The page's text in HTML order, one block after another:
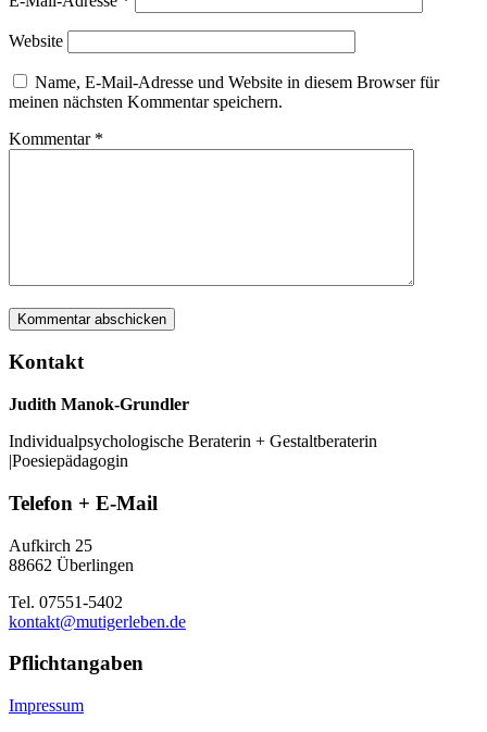
Website
Name, E-Mail-Adresse und Website in diesem Browser für
meinen nächsten Kommentar speichern.
Kommentar *
Kontakt
Judith Manok-Grundler
Individualpsychologische Beraterin + Gestaltberaterin
|Poesiepädagogin
Telefon + E-Mail
Aufkirch 25
88662 Überlingen
Tel. 07551-5402
kontakt@mutigerleben.de
Pflichtangaben
Impressum